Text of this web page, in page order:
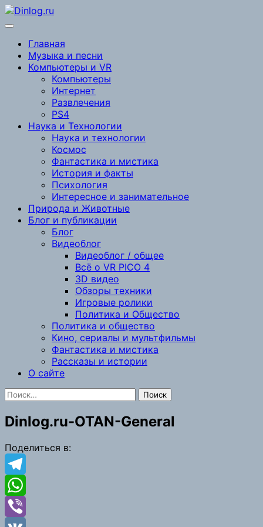
Перейти
к
Главная
Музыка и песни
Компьютеры и VR
Компьютеры
Интернет
Развлечения
PS4
Наука и Технологии
Наука и технологии
Космос
Фантастика и мистика
История и факты
Психология
Интересное и занимательное
Природа и Животные
Блог и публикации
Блог
Видеоблог
Видеоблог / общее
Всё о VR PICO 4
3D видео
Обзоры техники
Игровые ролики
Политика и Общество
Политика и общество
Кино, сериалы и мультфильмы
Фантастика и мистика
Рассказы и истории
О сайте
Найти:
Dinlog.ru-OTAN-General
Поделиться в:
Telegram
WhatsApp